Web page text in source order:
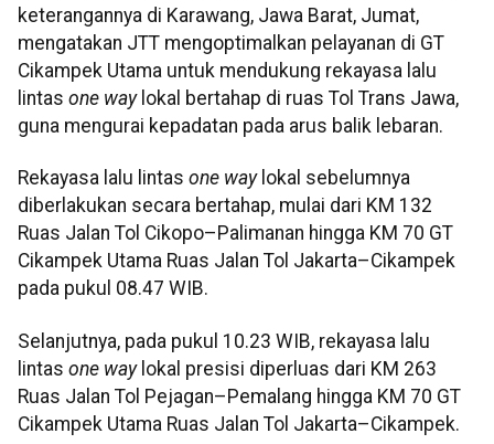
keterangannya di Karawang, Jawa Barat, Jumat,
mengatakan JTT mengoptimalkan pelayanan di GT
Cikampek Utama untuk mendukung rekayasa lalu
lintas one waylokal bertahap di ruas Tol Trans Jawa,
guna mengurai kepadatan pada arus balik lebaran.
Rekayasa lalu lintas one waylokal sebelumnya
diberlakukan secara bertahap, mulai dari KM 132
Ruas Jalan Tol Cikopo–Palimanan hingga KM 70 GT
Cikampek Utama Ruas Jalan Tol Jakarta–Cikampek
pada pukul 08.47 WIB.
Selanjutnya, pada pukul 10.23 WIB, rekayasa lalu
lintas one waylokal presisi diperluas dari KM 263
Ruas Jalan Tol Pejagan–Pemalang hingga KM 70 GT
Cikampek Utama Ruas Jalan Tol Jakarta–Cikampek.